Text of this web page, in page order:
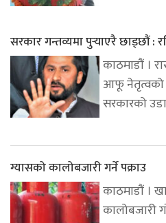
सरकार गन्तव्यमा पुर्‍याएरै छाड्छौं :
काठमाडौं ।
आफू नेतृत्वको
सरकारको
ग्यासको कालोबजारी गर्ने पक्राउ
काठमाडौं ।
कालोबजारी